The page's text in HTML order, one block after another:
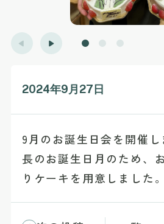
2024年9月27日
9月のお誕生日会を開催
長のお誕生日月のため、
りケーキを用意しました。